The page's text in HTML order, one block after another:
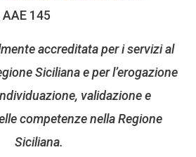
145
accreditata per i servizi al
Siciliana e per l’erogazione
validazione e
competenze nella Regione
Siciliana.